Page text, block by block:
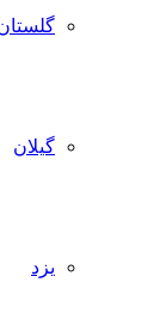
گیلان
یزد